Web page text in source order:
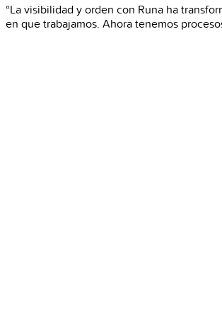
“La visibilidad y orden con Runa ha
en que trabajamos. Ahora tenemos